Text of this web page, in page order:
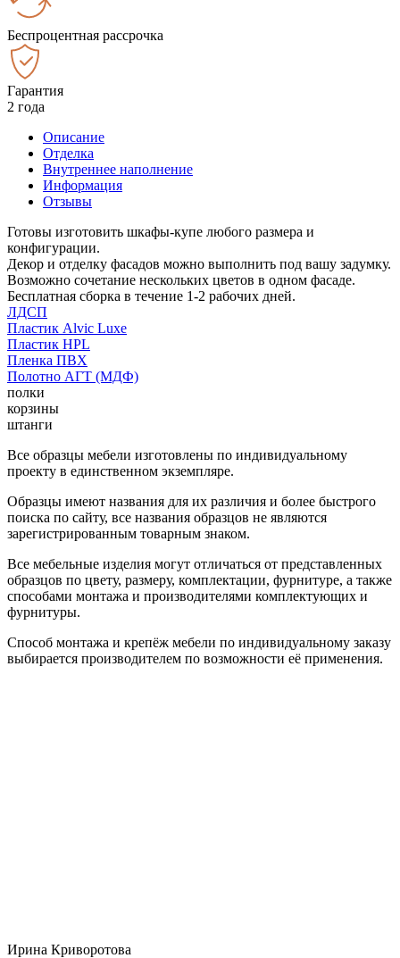
Беспроцентная рассрочка
Гарантия
2 года
Описание
Отделка
Внутреннее наполнение
Информация
Отзывы
Готовы изготовить шкафы-купе любого размера и
конфигурации.
Декор и отделку фасадов можно выполнить под вашу задумку.
Возможно сочетание нескольких цветов в одном фасаде.
Бесплатная сборка в течение 1-2 рабочих дней.
ЛДСП
Пластик Alvic Luxe
Пластик HPL
Пленка ПВХ
Полотно АГТ (МДФ)
полки
корзины
штанги
Все образцы мебели изготовлены по индивидуальному
проекту в единственном экземпляре.
Образцы имеют названия для их различия и более быстрого
поиска по сайту, все названия образцов не являются
зарегистрированным товарным знаком.
Все мебельные изделия могут отличаться от представленных
образцов по цвету, размеру, комплектации, фурнитуре, а также
способами монтажа и производителями комплектующих и
фурнитуры.
Способ монтажа и крепёж мебели по индивидуальному заказу
выбирается производителем по возможности её применения.
Ирина Криворотова